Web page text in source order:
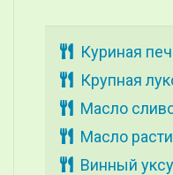
Куриная
Крупная
Масло
Масло
Винный